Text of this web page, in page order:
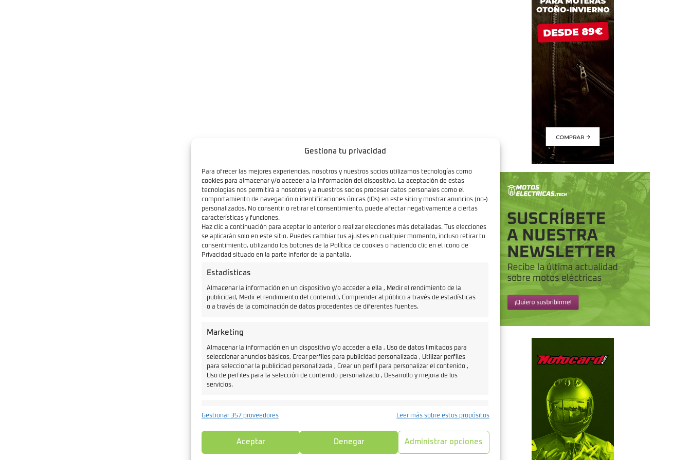
Gestiona tu privacidad
Para ofrecer las mejores experiencias, nosotros y nuestros socios utilizamos tecnologías como
cookies para almacenar y/o acceder a la información del dispositivo. La aceptación de estas
tecnologías nos permitirá a nosotros y a nuestros socios procesar datos personales como el
comportamiento de navegación o identificaciones únicas (IDs) en este sitio y mostrar anuncios (no-)
personalizados. No consentir o retirar el consentimiento, puede afectar negativamente a ciertas
características y funciones.
Haz clic a continuación para aceptar lo anterior o realizar elecciones más detalladas. Tus elecciones
se aplicarán solo en este sitio. Puedes cambiar tus ajustes en cualquier momento, incluso retirar tu
consentimiento, utilizando los botones de la Política de cookies o haciendo clic en el icono de
Privacidad situado en la parte inferior de la pantalla.
Estadísticas
Almacenar la información en un dispositivo y/o acceder a ella , Medir el rendimiento de la
publicidad, Medir el rendimiento del contenido, Comprender al público a través de estadísticas
o a través de la combinación de datos procedentes de diferentes fuentes.
Marketing
Almacenar la información en un dispositivo y/o acceder a ella , Uso de datos limitados para
seleccionar anuncios básicos, Crear perfiles para publicidad personalizada , Utilizar perfiles
para seleccionar la publicidad personalizada , Crear un perfil para personalizar el contenido ,
Uso de perfiles para la selección de contenido personalizado , Desarrollo y mejora de los
servicios.
Vincular diferentes dispositivos , Identificación de dispositivos en función de la
información transmitida de forma automática.
Gestionar 357 proveedores Leer más sobre estos propósitos
Aceptar Denegar Administrar opciones